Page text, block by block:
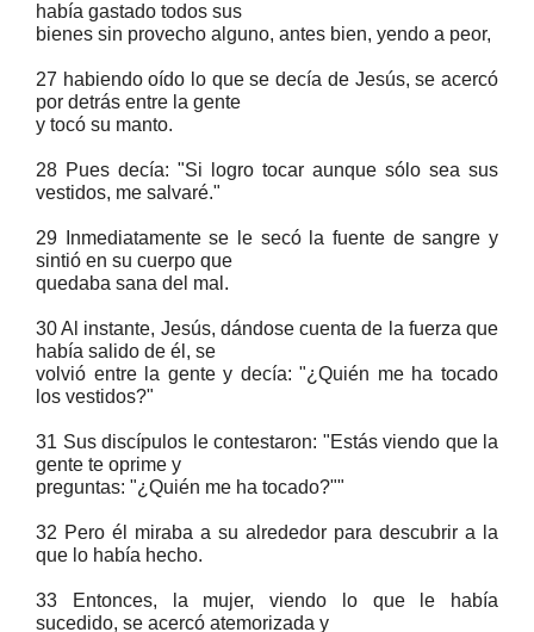
había gastado todos sus
bienes sin provecho alguno, antes bien, yendo a peor,
27 habiendo oído lo que se decía de Jesús, se acercó
por detrás entre la gente
y tocó su manto.
28 Pues decía: "Si logro tocar aunque sólo sea sus
vestidos, me salvaré."
29 Inmediatamente se le secó la fuente de sangre y
sintió en su cuerpo que
quedaba sana del mal.
30 Al instante, Jesús, dándose cuenta de la fuerza que
había salido de él, se
volvió entre la gente y decía: "¿Quién me ha tocado
los vestidos?"
31 Sus discípulos le contestaron: "Estás viendo que la
gente te oprime y
preguntas: "¿Quién me ha tocado?""
32 Pero él miraba a su alrededor para descubrir a la
que lo había hecho.
33 Entonces, la mujer, viendo lo que le había
sucedido, se acercó atemorizada y